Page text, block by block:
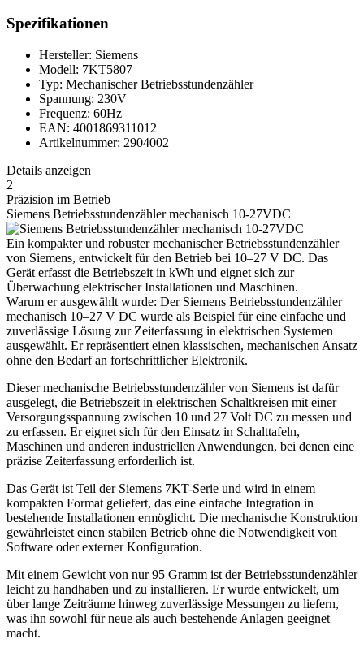
Spezifikationen
Hersteller: Siemens
Modell: 7KT5807
Typ: Mechanischer Betriebsstundenzähler
Spannung: 230V
Frequenz: 60Hz
EAN: 4001869311012
Artikelnummer: 2904002
Details anzeigen
2
Präzision im Betrieb
Siemens Betriebsstundenzähler mechanisch 10-27VDC
Ein kompakter und robuster mechanischer Betriebsstundenzähler
von Siemens, entwickelt für den Betrieb bei 10–27 V DC. Das
Gerät erfasst die Betriebszeit in kWh und eignet sich zur
Überwachung elektrischer Installationen und Maschinen.
Warum er ausgewählt wurde: Der Siemens Betriebsstundenzähler
mechanisch 10–27 V DC wurde als Beispiel für eine einfache und
zuverlässige Lösung zur Zeiterfassung in elektrischen Systemen
ausgewählt. Er repräsentiert einen klassischen, mechanischen Ansatz
ohne den Bedarf an fortschrittlicher Elektronik.
Dieser mechanische Betriebsstundenzähler von Siemens ist dafür
ausgelegt, die Betriebszeit in elektrischen Schaltkreisen mit einer
Versorgungsspannung zwischen 10 und 27 Volt DC zu messen und
zu erfassen. Er eignet sich für den Einsatz in Schalttafeln,
Maschinen und anderen industriellen Anwendungen, bei denen eine
präzise Zeiterfassung erforderlich ist.
Das Gerät ist Teil der Siemens 7KT-Serie und wird in einem
kompakten Format geliefert, das eine einfache Integration in
bestehende Installationen ermöglicht. Die mechanische Konstruktion
gewährleistet einen stabilen Betrieb ohne die Notwendigkeit von
Software oder externer Konfiguration.
Mit einem Gewicht von nur 95 Gramm ist der Betriebsstundenzähler
leicht zu handhaben und zu installieren. Er wurde entwickelt, um
über lange Zeiträume hinweg zuverlässige Messungen zu liefern,
was ihn sowohl für neue als auch bestehende Anlagen geeignet
macht.